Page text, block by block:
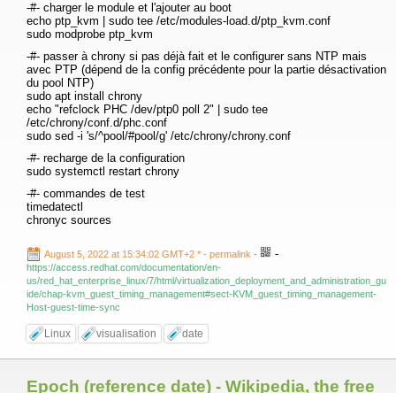
-#- charger le module et l'ajouter au boot
echo ptp_kvm | sudo tee /etc/modules-load.d/ptp_kvm.conf
sudo modprobe ptp_kvm
-#- passer à chrony si pas déjà fait et le configurer sans NTP mais
avec PTP (dépend de la config précédente pour la partie désactivation
du pool NTP)
sudo apt install chrony
echo "refclock PHC /dev/ptp0 poll 2" | sudo tee
/etc/chrony/conf.d/phc.conf
sudo sed -i 's/^pool/#pool/g' /etc/chrony/chrony.conf
-#- recharge de la configuration
sudo systemctl restart chrony
-#- commandes de test
timedatectl
chronyc sources
August 5, 2022 at 15:34:02 GMT+2 * - permalink - -
https://access.redhat.com/documentation/en-
us/red_hat_enterprise_linux/7/html/virtualization_deployment_and_administration_gu
ide/chap-kvm_guest_timing_management#sect-KVM_guest_timing_management-
Host-guest-time-sync
Linux visualisation date
Epoch (reference date) - Wikipedia, the free